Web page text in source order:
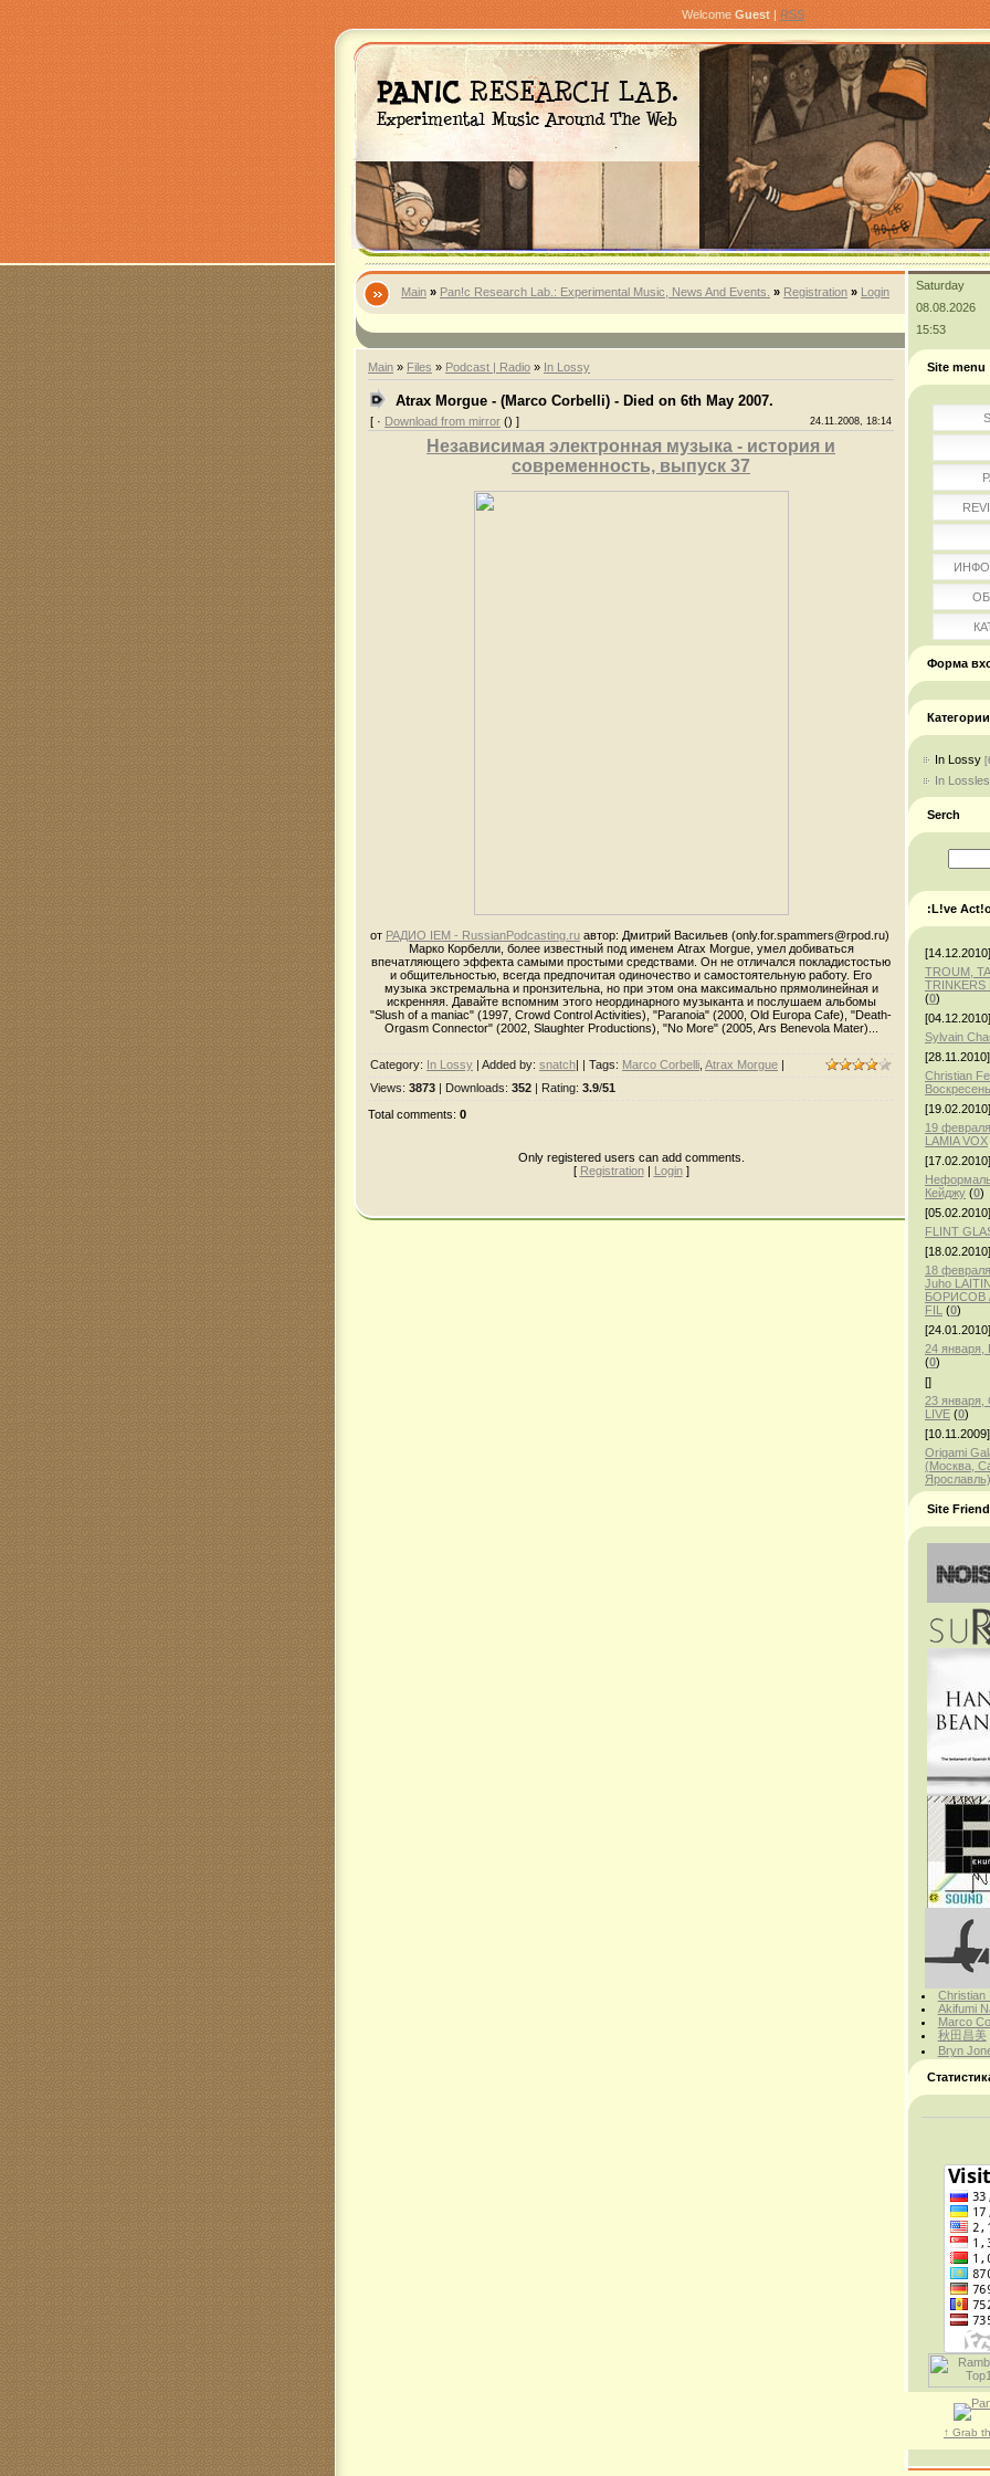
Welcome Guest| RSS
Main » Pan!c Research Lab.: Experimental Music, News And Events. » Registration » Login
Saturday
08.08.2026
15:53
Main » Files » Podcast | Radio » In Lossy
Atrax Morgue - (Marco Corbelli) - Died on 6th May 2007.
[ · Download from mirror () ] 24.11.2008, 18:14
Независимая электронная музыка - история и
современность, выпуск 37
от РАДИО IEM - RussianPodcasting.ru автор: Дмитрий Васильев (only.for.spammers@rpod.ru)
Марко Корбелли, более известный под именем Atrax Morgue, умел добиваться
впечатляющего эффекта самыми простыми средствами. Он не отличался покладистостью
и общительностью, всегда предпочитая одиночество и самостоятельную работу. Его
музыка экстремальна и пронзительна, но при этом она максимально прямолинейная и
искренняя. Давайте вспомним этого неординарного музыканта и послушаем альбомы
"Slush of a maniac" (1997, Crowd Control Activities), "Paranoia" (2000, Old Europa Cafe), "Death-
Orgasm Connector" (2002, Slaughter Productions), "No More" (2005, Ars Benevola Mater)...
Category: In Lossy | Added by: snatch| | Tags: Marco Corbelli Atrax Morgue |
Views: 3873 | Downloads: 352 | Rating: 3.9/51
Total comments: 0
Only registered users can add comments.
[ Registration| Login]
Site menu
Форма
In Lossy
In
Serch
:L!ve
[14.12.2010]
TROUM,
TRINKERS
(0)
[04.12.2010]
Sylvain
[28.11.2010]
Christian
[19.02.2010]
19
LAMIA VOX
[17.02.2010]
Кейджу (0)
[05.02.2010]
FLINT
[18.02.2010]
18
Juho
БОРИСОВ
FIL (0)
[24.01.2010]
24 января,
(0)
[]
23 января,
LIVE (0)
[10.11.2009]
Origami
(Москва,
Ярославль)
Site
Christian
Akifumi
Marco
秋田昌美
Bryn
↑ Grab